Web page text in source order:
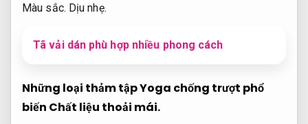
Màu sắc. Dịu nhẹ.
Tã vải dán phù hợp nhiều phong cách
Những loại thảm tập Yoga chống trượt phổ
biến Chất liệu thoải mái.